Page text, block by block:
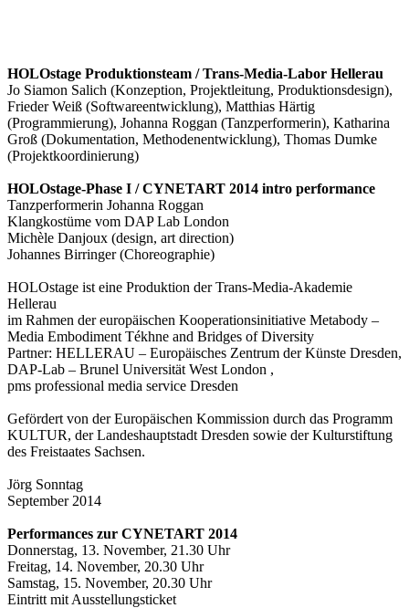
HOLOstage Produktionsteam / Trans-Media-Labor Hellerau
Jo Siamon Salich (Konzeption, Projektleitung, Produktionsdesign),
Frieder Weiß (Softwareentwicklung), Matthias Härtig
(Programmierung), Johanna Roggan (Tanzperformerin), Katharina
Groß (Dokumentation, Methodenentwicklung), Thomas Dumke
(Projektkoordinierung)
HOLOstage-Phase I / CYNETART 2014 intro performance
Tanzperformerin Johanna Roggan
Klangkostüme vom DAP Lab London
Michèle Danjoux (design, art direction)
Johannes Birringer (Choreographie)
HOLOstage ist eine Produktion der Trans-Media-Akademie
Hellerau
im Rahmen der europäischen Kooperationsinitiative Metabody –
Media Embodiment Tékhne and Bridges of Diversity
Partner: HELLERAU – Europäisches Zentrum der Künste Dresden,
DAP-Lab – Brunel Universität West London ,
pms professional media service Dresden
Gefördert von der Europäischen Kommission durch das Programm
KULTUR, der Landeshauptstadt Dresden sowie der Kulturstiftung
des Freistaates Sachsen.
Jörg Sonntag
September 2014
Performances zur CYNETART 2014
Donnerstag, 13. November, 21.30 Uhr
Freitag, 14. November, 20.30 Uhr
Samstag, 15. November, 20.30 Uhr
Eintritt mit Ausstellungsticket